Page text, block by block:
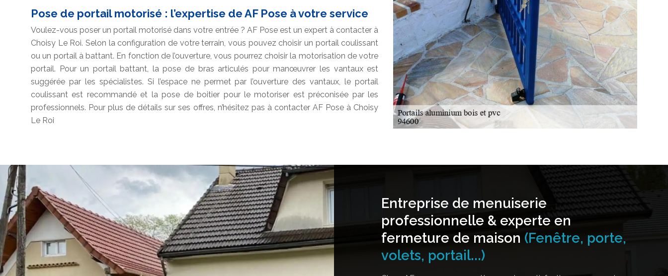
Pose de portail motorisé : l’expertise de AF Pose à votre service
Voulez-vous poser un portail motorisé dans votre entrée ? AF Pose est un expert à contacter à
Choisy Le Roi. Selon la configuration de votre terrain, vous pouvez choisir un portail coulissant
ou un portail à battant. En fonction de l’ouverture, vous pourrez choisir la motorisation de votre
portail. Pour un portail battant, la pose de bras articulés pour manœuvrer les vantaux est
suggérée par les spécialistes. Si l’espace ne permet par l’ouverture des vantaux, le portail
coulissant est recommandé et la pose de boitier pour le motoriser est préconisée par les
professionnels. Pour plus de détails sur ses offres, n’hésitez pas à contacter AF Pose à Choisy
Le Roi
Entreprise de menuiserie
professionnelle & experte en
fermeture de maison (Fenêtre, porte,
volets, portail...)